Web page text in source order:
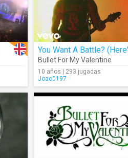
Bullet For My Valentine
10 años | 293 jugadas
Joao0197